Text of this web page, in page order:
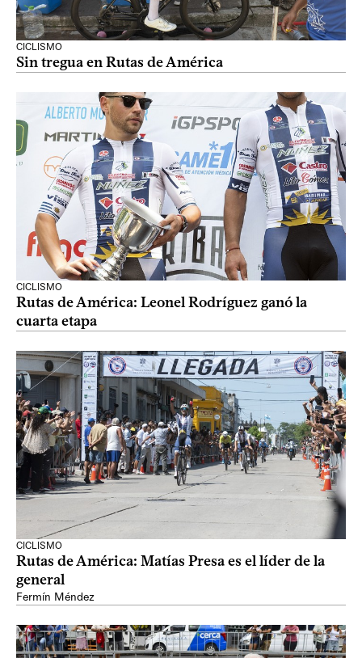
CICLISMO
Sin tregua en Rutas de América
CICLISMO
Rutas de América: Leonel Rodríguez ganó la
cuarta etapa
CICLISMO
Rutas de América: Matías Presa es el líder de la
general
Fermín Méndez